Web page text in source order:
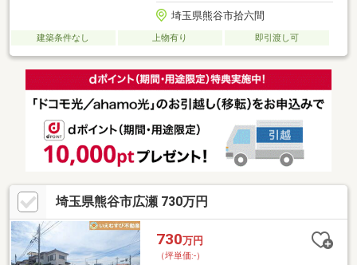
埼玉県熊谷市拾六間
建築条件なし 上物有り 即引渡し可
埼玉県熊谷市広瀬 730万円
730万円
（坪単価:-）